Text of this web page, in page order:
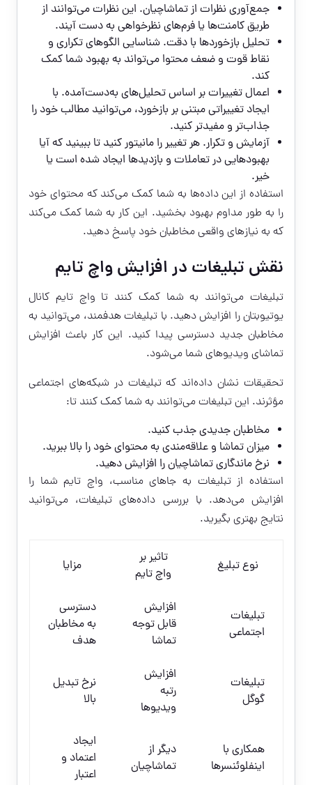
جمع‌آوری نظرات از تماشاچیان. این نظرات می‌توانند از
طریق کامنت‌ها یا فرم‌های نظرخواهی به دست آیند.
تحلیل بازخوردها با دقت. شناسایی الگوهای تکراری و
نقاط قوت و ضعف محتوا می‌تواند به بهبود شما کمک
کند.
اعمال تغییرات بر اساس تحلیل‌های به‌دست‌آمده. با
ایجاد تغییراتی مبتنی بر بازخورد، می‌توانید مطالب خود را
جذاب‌تر و مفیدتر کنید.
آزمایش و تکرار. هر تغییر را مانیتور کنید تا ببینید که آیا
بهبودهایی در تعاملات و بازدیدها ایجاد شده است یا
خیر.
استفاده از این داده‌ها به شما کمک می‌کند که محتوای خود
را به طور مداوم بهبود بخشید. این کار به شما کمک می‌کند
که به نیازهای واقعی مخاطبان خود پاسخ دهید.
نقش تبلیغات در افزایش واچ تایم
تبلیغات می‌توانند به شما کمک کنند تا واچ تایم کانال
یوتیوبتان را افزایش دهید. با تبلیغات هدفمند، می‌توانید به
مخاطبان جدید دسترسی پیدا کنید. این کار باعث افزایش
تماشای ویدیوهای شما می‌شود.
تحقیقات نشان داده‌اند که تبلیغات در شبکه‌های اجتماعی
مؤثرند. این تبلیغات می‌توانند به شما کمک کنند تا:
مخاطبان جدیدی جذب کنید.
میزان تماشا و علاقه‌مندی به محتوای خود را بالا ببرید.
نرخ ماندگاری تماشاچیان را افزایش دهید.
استفاده از تبلیغات به جاهای مناسب، واچ تایم شما را
افزایش می‌دهد. با بررسی داده‌های تبلیغات، می‌توانید
نتایج بهتری بگیرید.
نوع تبلیغ
تاثیر بر
واچ تایم
مزایا
تبلیغات
اجتماعی
افزایش
قابل توجه
تماشا
دسترسی
به مخاطبان
هدف
تبلیغات
گوگل
افزایش
رتبه
ویدیوها
نرخ تبدیل
بالا
همکاری با
اینفلوئنسرها
دیگر از
تماشاچیان
ایجاد
اعتماد و
اعتبار